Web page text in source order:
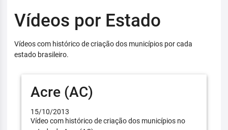
Vídeos por Estado
Vídeos com histórico de criação dos municípios por cada
estado brasileiro.
Acre (AC)
15/10/2013
Vídeo com histórico de criação dos municípios no